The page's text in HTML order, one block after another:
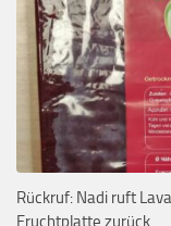
Rückruf: Nadi ruft
Fruchtplatte zurück